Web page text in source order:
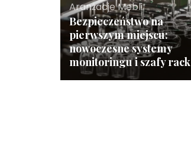
Aranżacje Mebli
Bezpieczeństwo na
pierwszym miejscu:
nowoczesne systemy
monitoringu i szafy rack